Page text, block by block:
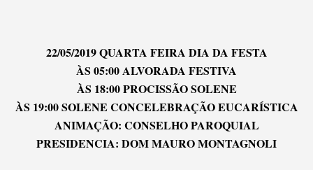
22/05/2019 QUARTA FEIRA DIA DA FESTA
ÀS 05:00 ALVORADA FESTIVA
ÀS 18:00 PROCISSÃO SOLENE
ÀS 19:00 SOLENE CONCELEBRAÇÃO EUCARÍSTICA
ANIMAÇÃO: CONSELHO PAROQUIAL
PRESIDENCIA: DOM MAURO MONTAGNOLI